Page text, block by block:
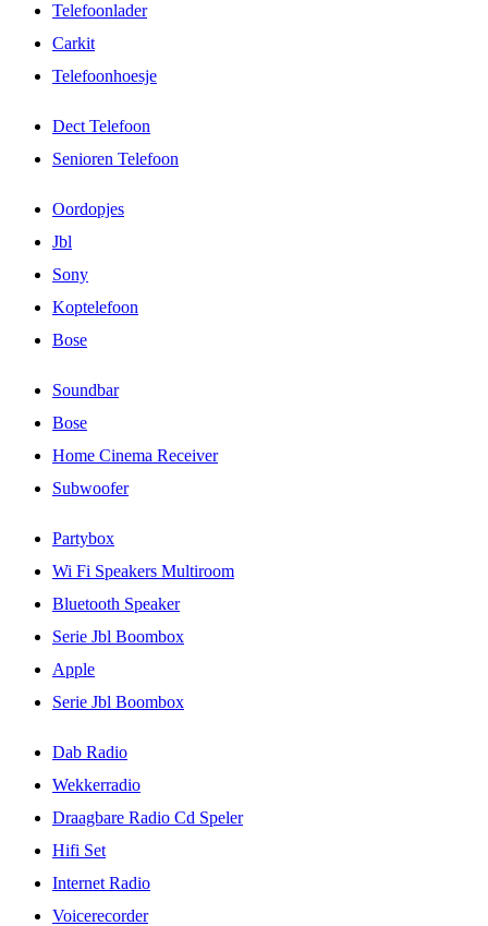
Telefoonlader
Carkit
Telefoonhoesje
Dect Telefoon
Senioren Telefoon
Oordopjes
Jbl
Sony
Koptelefoon
Bose
Soundbar
Bose
Home Cinema Receiver
Subwoofer
Partybox
Wi Fi Speakers Multiroom
Bluetooth Speaker
Serie Jbl Boombox
Apple
Serie Jbl Boombox
Dab Radio
Wekkerradio
Draagbare Radio Cd Speler
Hifi Set
Internet Radio
Voicerecorder